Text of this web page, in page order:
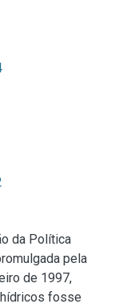
da Política
pela
de 1997,
fosse